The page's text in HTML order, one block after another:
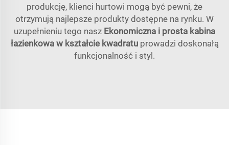
produkcję, klienci hurtowi mogą być pewni, że
otrzymują najlepsze produkty dostępne na rynku. W
uzupełnieniu tego nasz Ekonomiczna i prosta kabina
łazienkowa w kształcie kwadratu prowadzi doskonałą
funkcjonalność i styl.